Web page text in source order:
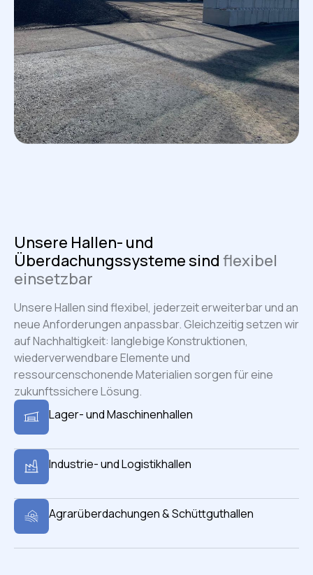
Unsere Hallen- und
Überdachungssysteme sind flexibel
einsetzbar
Unsere Hallen sind flexibel, jederzeit erweiterbar und an
neue Anforderungen anpassbar. Gleichzeitig setzen wir
auf Nachhaltigkeit: langlebige Konstruktionen,
wiederverwendbare Elemente und
ressourcenschonende Materialien sorgen für eine
zukunftssichere Lösung.
Lager- und Maschinenhallen
Industrie- und Logistikhallen
Agrarüberdachungen & Schüttguthallen